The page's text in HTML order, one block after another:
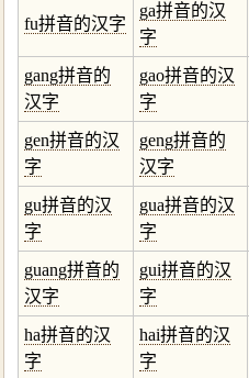
fu拼音的汉字
ga拼音的汉
字
gang拼音的
汉字
gao拼音的汉
字
gen拼音的汉
字
geng拼音的
汉字
gu拼音的汉
字
gua拼音的汉
字
guang拼音的
汉字
gui拼音的汉
字
ha拼音的汉
字
hai拼音的汉
字